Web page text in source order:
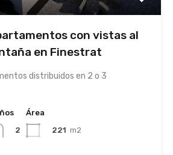
con vistas al
en Finestrat
distribuidos en 2 o 3
2
Área
221 m2